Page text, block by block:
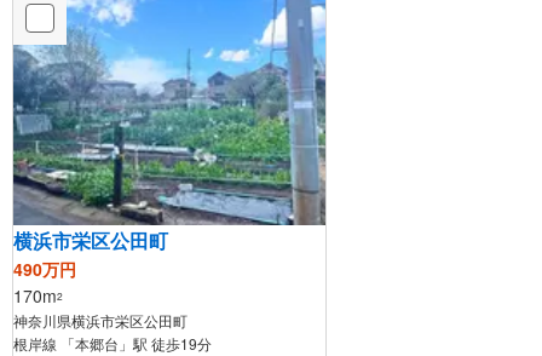
横浜市栄区公田町
490万円
170m2
神奈川県横浜市栄区公田町
根岸線 「本郷台」駅 徒歩19分